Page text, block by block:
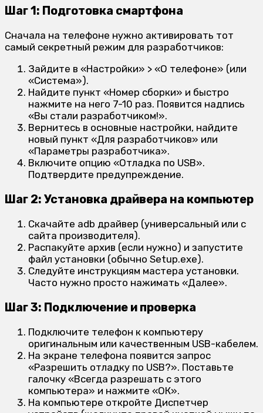
Шаг 1: Подготовка смартфона
Сначала на телефоне нужно активировать тот
самый секретный режим для разработчиков:
Зайдите в «Настройки» > «О телефоне» (или
«Система»).
Найдите пункт «Номер сборки» и быстро
нажмите на него 7-10 раз. Появится надпись
«Вы стали разработчиком!».
Вернитесь в основные настройки, найдите
новый пункт «Для разработчиков» или
«Параметры разработчика».
Включите опцию «Отладка по USB».
Подтвердите предупреждение.
Шаг 2: Установка драйвера на компьютер
Скачайте adb драйвер (универсальный или с
сайта производителя).
Распакуйте архив (если нужно) и запустите
файл установки (обычно Setup.exe).
Следуйте инструкциям мастера установки.
Часто нужно просто нажимать «Далее».
Шаг 3: Подключение и проверка
Подключите телефон к компьютеру
оригинальным или качественным USB-кабелем.
На экране телефона появится запрос
«Разрешить отладку по USB?». Поставьте
галочку «Всегда разрешать с этого
компьютера» и нажмите «ОК».
На компьютере откройте Диспетчер